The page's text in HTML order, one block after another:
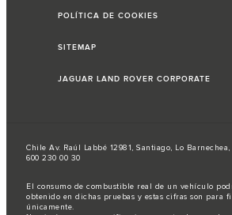
POLÍTICA DE COOKIES
SITEMAP
JAGUAR LAND ROVER CORPORATE
Chile Av. Raúl Labbé 12981, Santiago, Lo
600 230 00 30
El consumo de combustible real de un vehículo
obtenido en dichas pruebas y estas cifras son para
únicamente.